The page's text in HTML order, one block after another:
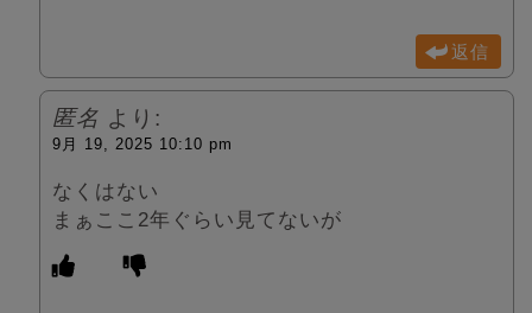
返信
匿名 より:
9月 19, 2025 10:10 pm
なくはない
まぁここ2年ぐらい見てないが